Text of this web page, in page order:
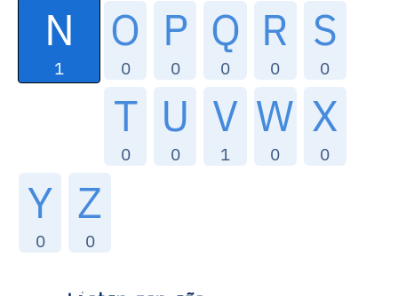
N
1
O
0
P
0
Q
0
R
0
S
0
T
0
U
0
V
1
W
0
X
0
Y
0
Z
0